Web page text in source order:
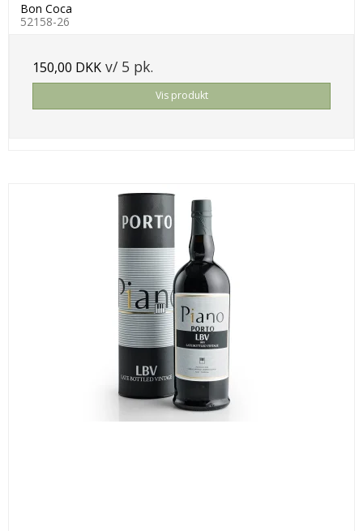
Bon Coca
52158-26
150,00 DKK v/ 5 pk.
Vis produkt